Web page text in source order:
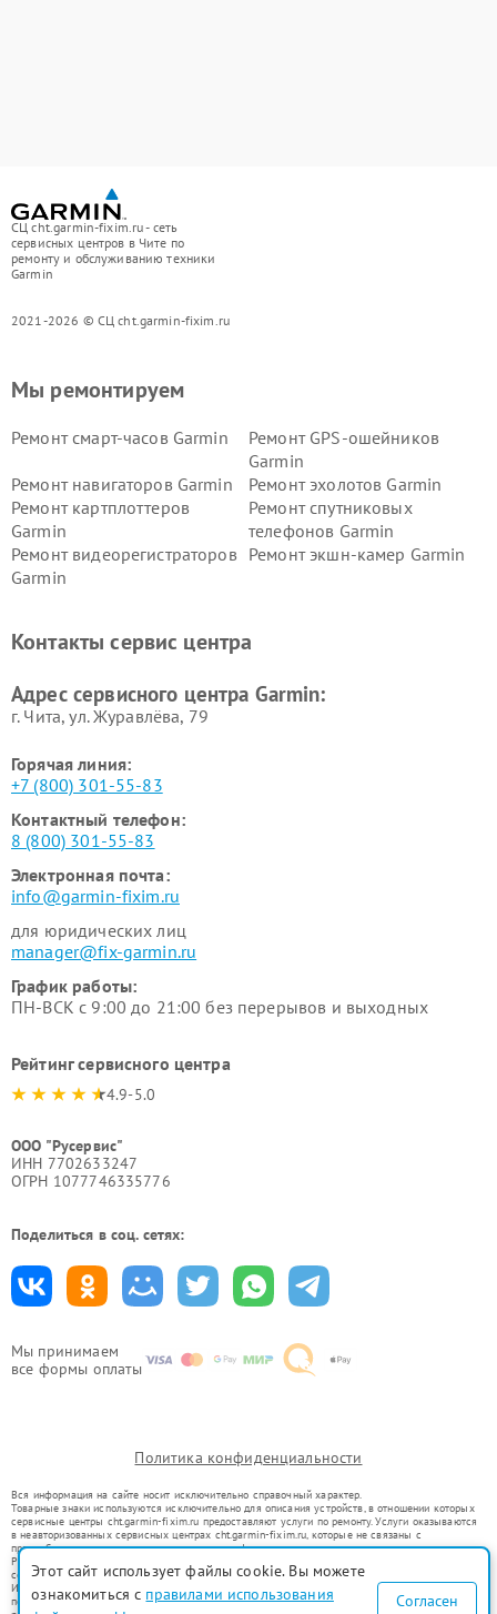
СЦ cht.garmin-fixim.ru - сеть
сервисных центров в Чите по
ремонту и обслуживанию техники
Garmin
2021-2026 © СЦ cht.garmin-fixim.ru
Мы принимаем
все формы оплаты
Мы ремонтируем
Ремонт смарт-часов Garmin
Ремонт GPS-ошейников
Garmin
Ремонт навигаторов Garmin
Ремонт эхолотов Garmin
Ремонт картплоттеров
Garmin
Ремонт спутниковых
телефонов Garmin
Ремонт видеорегистраторов
Garmin
Ремонт экшн-камер Garmin
Контакты сервис центра
Адрес сервисного центра Garmin:
г. Чита, ул. Журавлёва, 79
Горячая линия:
+7 (800) 301-55-83
Контактный телефон:
8 (800) 301-55-83
Электронная почта:
info@garmin-fixim.ru
для юридических лиц
manager@fix-garmin.ru
График работы:
ПН-ВСК с 9:00 до 21:00 без перерывов и выходных
Рейтинг сервисного центра
4.9-5.0
ООО "Русервис"
ИНН 7702633247
ОГРН 1077746335776
Поделиться в соц. сетях:
Политика конфиденциальности
Вся информация на сайте носит исключительно справочный характер.
Товарные знаки используются исключительно для описания устройств, в отношении которых
сервисные центры cht.garmin-fixim.ru предоставляют услуги по ремонту. Услуги оказываются
в неавторизованных сервисных центрах cht.garmin-fixim.ru, которые не связаны с
правообладателями товарных знаков или их официальными представителями.
Ремонт осуществляется для устройств, уже введенных в гражданский оборот в соответствии
со статьей 1487 ГК РФ.
Использование товарных знаков не преследует цели индивидуализации услуг или введения
потребителей в заблуждение, а служит для информирования о предоставляемых услугах по
Этот сайт использует файлы cookie. Вы можете
ознакомиться с правилами использования
Согласен